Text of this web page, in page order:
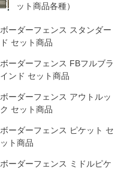
ット商品各種）
ボーダーフェンス スタンダー
ド セット商品
ボーダーフェンス FBフルブラ
インド セット商品
ボーダーフェンス アウトルッ
ク セット商品
ボーダーフェンス ピケット セ
ット商品
ボーダーフェンス ミドルピケ